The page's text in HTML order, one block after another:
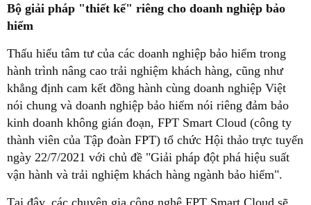
Bộ giải pháp "thiết kế" riêng cho doanh nghiệp bảo
hiểm
Thấu hiểu tâm tư của các doanh nghiệp bảo hiểm trong
hành trình nâng cao trải nghiệm khách hàng, cũng như
khẳng định cam kết đồng hành cùng doanh nghiệp Việt
nói chung và doanh nghiệp bảo hiểm nói riêng đảm bảo
kinh doanh không gián đoạn, FPT Smart Cloud (công ty
thành viên của Tập đoàn FPT) tổ chức Hội thảo trực tuyến
ngày 22/7/2021 với chủ đề "Giải pháp đột phá hiệu suất
vận hành và trải nghiệm khách hàng ngành bảo hiểm".
Tại đây, các chuyên gia công nghệ FPT Smart Cloud sẽ